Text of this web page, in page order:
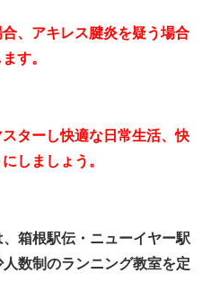
、アキレス腱炎を疑う場合
す。
ターし快適な日常生活、快
しましょう。
箱根駅伝・ニューイヤー駅
数制のランニング教室を定